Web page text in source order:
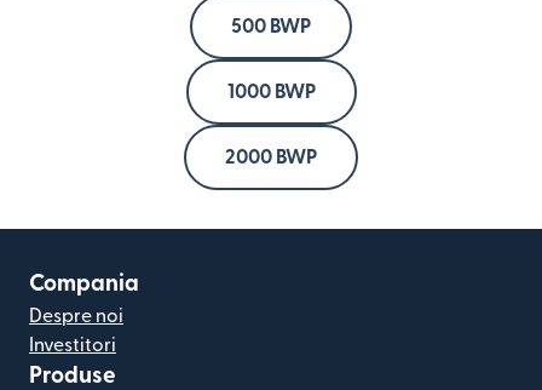
500 BWP
1000 BWP
2000 BWP
Compania
Despre noi
Investitori
Produse